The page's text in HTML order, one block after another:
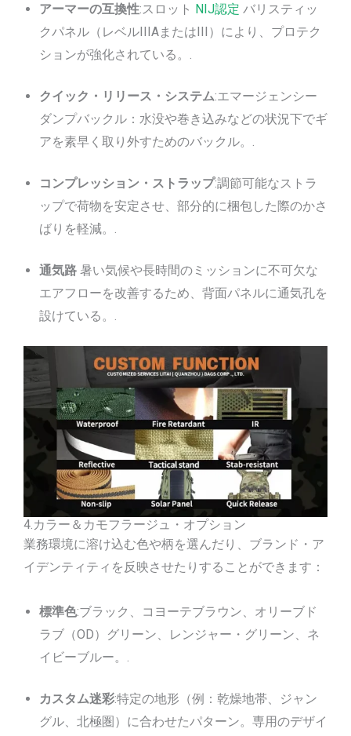
アーマーの互換性:スロット NIJ認定 バリスティッ
クパネル（レベルIIIAまたはIII）により、プロテク
ションが強化されている。.
クイック・リリース・システム:エマージェンシー
ダンプバックル：水没や巻き込みなどの状況下でギ
アを素早く取り外すためのバックル。.
コンプレッション・ストラップ:調節可能なストラ
ップで荷物を安定させ、部分的に梱包した際のかさ
ばりを軽減。.
通気路 暑い気候や長時間のミッションに不可欠な
エアフローを改善するため、背面パネルに通気孔を
設けている。.
4.カラー＆カモフラージュ・オプション
業務環境に溶け込む色や柄を選んだり、ブランド・ア
イデンティティを反映させたりすることができます：
標準色:ブラック、コヨーテブラウン、オリーブド
ラブ（OD）グリーン、レンジャー・グリーン、ネ
イビーブルー。.
カスタム迷彩:特定の地形（例：乾燥地帯、ジャン
グル、北極圏）に合わせたパターン。専用のデザイ